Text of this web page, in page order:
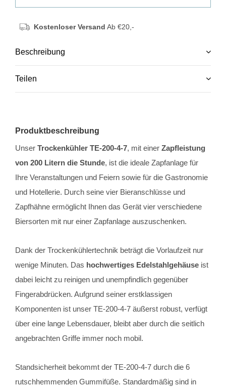
Kostenloser Versand Ab €20,-
Beschreibung
Teilen
Produktbeschreibung
Unser Trockenkühler TE-200-4-7, mit einer Zapfleistung
von 200 Litern die Stunde, ist die ideale Zapfanlage für
Ihre Veranstaltungen und Feiern sowie für die Gastronomie
und Hotellerie. Durch seine vier Bieranschlüsse und
Zapfhähne ermöglicht Ihnen das Gerät vier verschiedene
Biersorten mit nur einer Zapfanlage auszuschenken.
Dank der Trockenkühlertechnik beträgt die Vorlaufzeit nur
wenige Minuten. Das hochwertiges Edelstahlgehäuse ist
dabei leicht zu reinigen und unempfindlich gegenüber
Fingerabdrücken. Aufgrund seiner erstklassigen
Komponenten ist unser TE-200-4-7 äußerst robust, verfügt
über eine lange Lebensdauer, bleibt aber durch die seitlich
angebrachten Griffe immer noch mobil.
Standsicherheit bekommt der TE-200-4-7 durch die 6
rutschhemmenden Gummifüße. Standardmäßig sind in